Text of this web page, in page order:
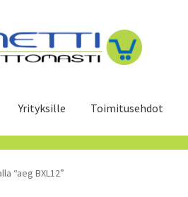
Yrityksille Toimitusehdot
“aeg BXL12”